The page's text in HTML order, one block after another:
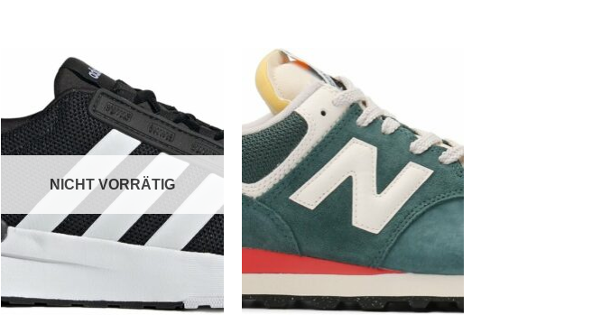
wishlist
NICHT VORRÄTIG